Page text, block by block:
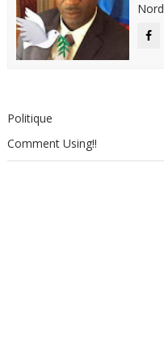
Politique
Comment Using!!